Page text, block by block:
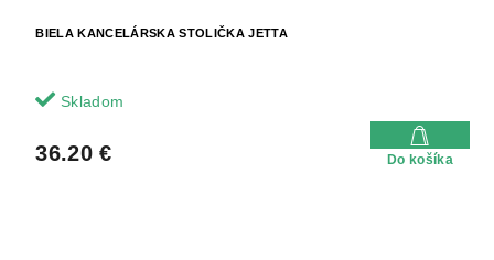
BIELA KANCELÁRSKA STOLIČKA JETTA
Skladom
36.20 € Do košíka